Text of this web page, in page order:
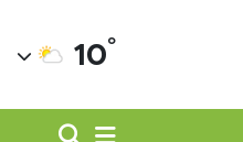
10°